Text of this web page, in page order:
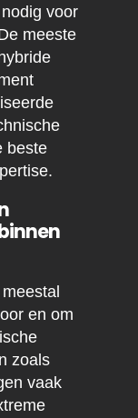
voor
meeste
beste
en om
zoals
vaak